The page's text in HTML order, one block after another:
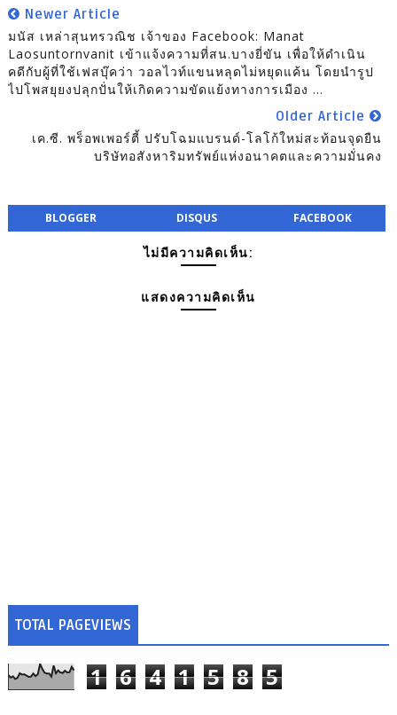
Newer Article
มนัส เหล่าสุนทรวณิช เจ้าของ Facebook: Manat
Laosuntornvanit เข้าแจ้งความที่สน.บางยี่ขัน เพื่อให้ดำเนิน
คดีกับผู้ที่ใช้เฟสบุ๊คว่า วอลไวท์แขนหลุดไม่หยุดแค้น โดยนำรูป
ไปโพสยุยงปลุกปั่นให้เกิดความขัดแย้งทางการเมือง ...
Older Article
เค.ซี. พร็อพเพอร์ตี้ ปรับโฉมแบรนด์-โลโก้ใหม่สะท้อนจุดยืน
บริษัทอสังหาริมทรัพย์แห่งอนาคตและความมั่นคง
BLOGGER DISQUS FACEBOOK
ไม่มีความคิดเห็น:
แสดงความคิดเห็น
TOTAL PAGEVIEWS
1 6 4 1 5 8 5